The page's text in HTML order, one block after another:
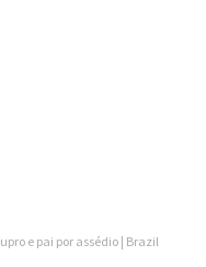
e pai por assédio | Brazil